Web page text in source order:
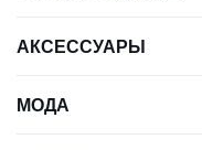
АКСЕССУАРЫ
МОДА